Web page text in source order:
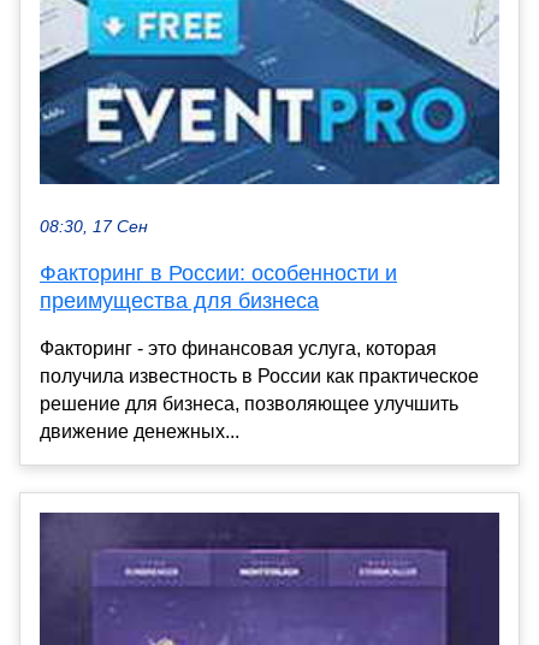
08:30, 17 Сен
Факторинг в России: особенности и
преимущества для бизнеса
Факторинг - это финансовая услуга, которая
получила известность в России как практическое
решение для бизнеса, позволяющее улучшить
движение денежных...